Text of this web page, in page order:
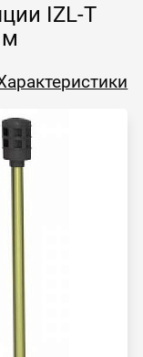
IZL-T